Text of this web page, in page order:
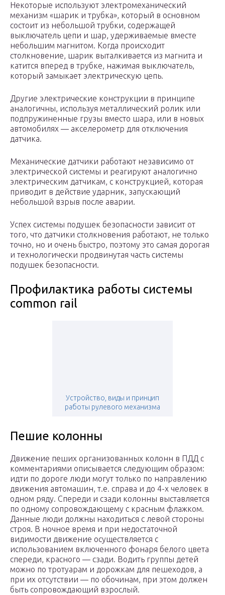
Некоторые используют электромеханический
механизм «шарик и трубка», который в основном
состоит из небольшой трубки, содержащей
выключатель цепи и шар, удерживаемые вместе
небольшим магнитом. Когда происходит
столкновение, шарик выталкивается из магнита и
катится вперед в трубке, нажимая выключатель,
который замыкает электрическую цепь.
Другие электрические конструкции в принципе
аналогичны, используя металлический ролик или
подпружиненные грузы вместо шара, или в новых
автомобилях — акселерометр для отключения
датчика.
Механические датчики работают независимо от
электрической системы и реагируют аналогично
электрическим датчикам, с конструкцией, которая
приводит в действие ударник, запускающий
небольшой взрыв после аварии.
Успех системы подушек безопасности зависит от
того, что датчики столкновения работают, не только
точно, но и очень быстро, поэтому это самая дорогая
и технологически продвинутая часть системы
подушек безопасности.
Профилактика работы системы
common rail
Устройство, виды и принцип
работы рулевого механизма
Пешие колонны
Движение пеших организованных колонн в ПДД с
комментариями описывается следующим образом:
идти по дороге люди могут только по направлению
движения автомашин, т.е. справа и до 4-х человек в
одном ряду. Спереди и сзади колонны выставляется
по одному сопровождающему с красным флажком.
Данные люди должны находиться с левой стороны
строя. В ночное время и при недостаточной
видимости движение осуществляется с
использованием включенного фонаря белого цвета
спереди, красного — сзади. Водить группы детей
можно по тротуарам и дорожкам для пешеходов, а
при их отсутствии — по обочинам, при этом должен
быть сопровождающий взрослый.